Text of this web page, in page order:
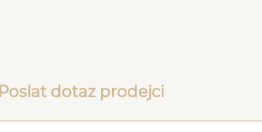
Poslat dotaz prodejci